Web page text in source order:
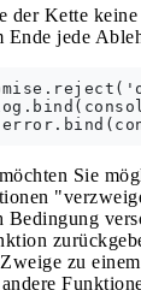
der Kette keine
Ende jede
Sie
Bedingung
zu